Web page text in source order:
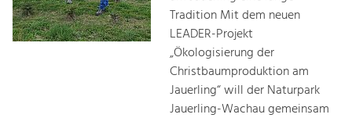
Mobilität & Energie
Klimawandel, öffentlicher Verkehr und
Steigerung regionaler Wertschöpfung
Tradition Mit dem neuen
LEADER-Projekt
„Ökologisierung der
Christbaumproduktion am
Jauerling“ will der Naturpark
Jauerling-Wachau gemeinsam